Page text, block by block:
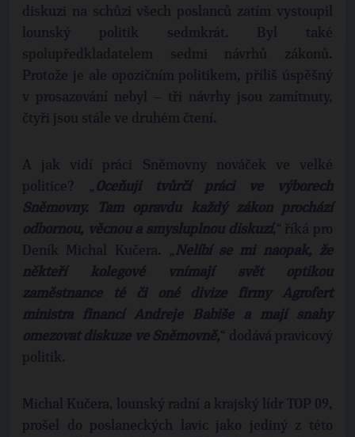
diskuzi na schůzi všech poslanců zatím vystoupil
lounský politik sedmkrát. Byl také
spolupředkladatelem sedmi návrhů zákonů.
Protože je ale opozičním politikem, příliš úspěšný
v prosazování nebyl – tři návrhy jsou zamítnuty,
čtyři jsou stále ve druhém čtení.
A jak vidí práci Sněmovny nováček ve velké
politice? „ Oceňuji tvůrčí práci ve výborech
Sněmovny. Tam opravdu každý zákon prochází
odbornou, věcnou a smysluplnou diskuzí,“ říká pro
Deník Michal Kučera. „Nelíbí se mi naopak, že
někteří kolegové vnímají svět optikou
zaměstnance té či oné divize firmy Agrofert
ministra financí Andreje Babiše a mají snahy
omezovat diskuze ve Sněmovně,“ dodává pravicový
politik.
Michal Kučera, lounský radní a krajský lídr TOP 09,
prošel do poslaneckých lavic jako jediný z této